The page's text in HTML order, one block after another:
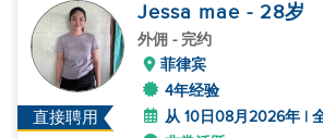
直接聘用
Jessa mae - 28岁
外佣 - 完约
菲律宾
4年经验
从 10日08月2026年 |